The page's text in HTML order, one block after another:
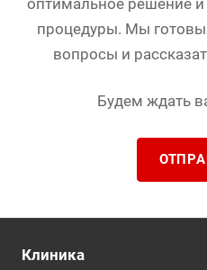
процедуры. Мы готовы
вопросы и
Будем ждать
Клиника